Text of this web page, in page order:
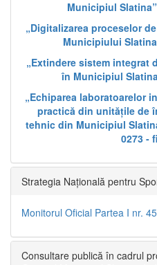
Municipiul
„Digitalizarea proceselor
Municipiului
„Extindere sistem integrat
în Municipiul
„Echiparea laboratoarelor
practică din unitățile de
tehnic din Municipiul
0273 -
Strategia Națională pentru
Monitorul Oficial Partea I nr.
Consultare publică în cadrul